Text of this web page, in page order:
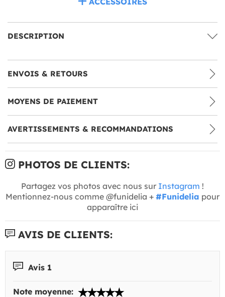
DESCRIPTION
ENVOIS & RETOURS
MOYENS DE PAIEMENT
AVERTISSEMENTS & RECOMMANDATIONS
PHOTOS DE CLIENTS:
Partagez vos photos avec nous sur Instagram !
Mentionnez-nous comme @funidelia + #Funidelia pour
apparaître ici
AVIS DE CLIENTS:
Avis 1
Note moyenne: